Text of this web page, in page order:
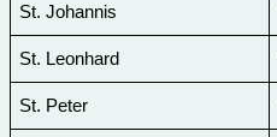
St. Johannis
St. Leonhard
St. Peter